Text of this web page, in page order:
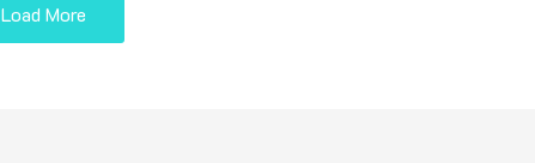
Load More